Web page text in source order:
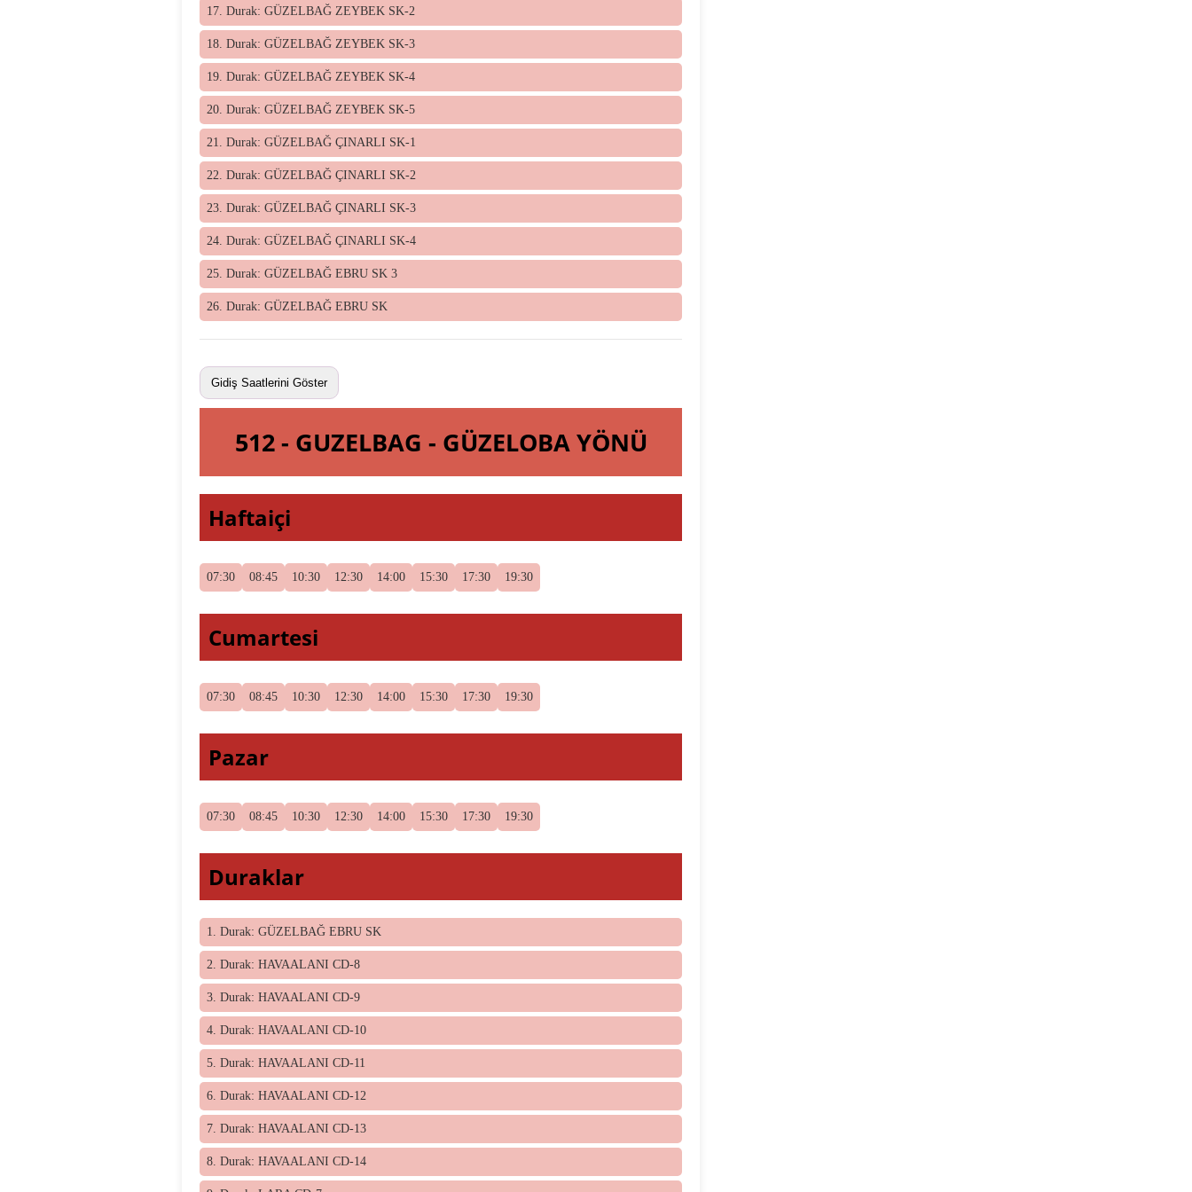
17. Durak: GÜZELBAĞ ZEYBEK SK-2
18. Durak: GÜZELBAĞ ZEYBEK SK-3
19. Durak: GÜZELBAĞ ZEYBEK SK-4
20. Durak: GÜZELBAĞ ZEYBEK SK-5
21. Durak: GÜZELBAĞ ÇINARLI SK-1
22. Durak: GÜZELBAĞ ÇINARLI SK-2
23. Durak: GÜZELBAĞ ÇINARLI SK-3
24. Durak: GÜZELBAĞ ÇINARLI SK-4
25. Durak: GÜZELBAĞ EBRU SK 3
26. Durak: GÜZELBAĞ EBRU SK
Gidiş Saatlerini Göster
512 - GUZELBAG - GÜZELOBA YÖNÜ
Haftaiçi
07:30 08:45 10:30 12:30 14:00 15:30 17:30 19:30
Cumartesi
07:30 08:45 10:30 12:30 14:00 15:30 17:30 19:30
Pazar
07:30 08:45 10:30 12:30 14:00 15:30 17:30 19:30
Duraklar
1. Durak: GÜZELBAĞ EBRU SK
2. Durak: HAVAALANI CD-8
3. Durak: HAVAALANI CD-9
4. Durak: HAVAALANI CD-10
5. Durak: HAVAALANI CD-11
6. Durak: HAVAALANI CD-12
7. Durak: HAVAALANI CD-13
8. Durak: HAVAALANI CD-14